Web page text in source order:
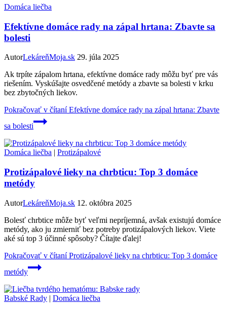
Domáca liečba
Efektívne domáce rady na zápal hrtana: Zbavte sa
bolesti
AutorLekáreňMoja.sk 29. júla 2025
Ak trpíte zápalom hrtana, efektívne domáce rady môžu byť pre vás
riešením. Vyskúšajte osvedčené metódy a zbavte sa bolesti v krku
bez zbytočných liekov.
Pokračovať v čítaníEfektívne domáce rady na zápal hrtana: Zbavte
sa bolesti
Domáca liečba | Protizápalové
Protizápalové lieky na chrbticu: Top 3 domáce
metódy
AutorLekáreňMoja.sk 12. októbra 2025
Bolesť chrbtice môže byť veľmi nepríjemná, avšak existujú domáce
metódy, ako ju zmierniť bez potreby protizápalových liekov. Viete
aké sú top 3 účinné spôsoby? Čítajte ďalej!
Pokračovať v čítaníProtizápalové lieky na chrbticu: Top 3 domáce
metódy
Babské Rady | Domáca liečba